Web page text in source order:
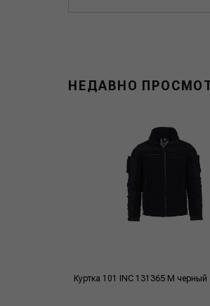
НЕДАВНО
Куртка 101 INC 131365 M черный